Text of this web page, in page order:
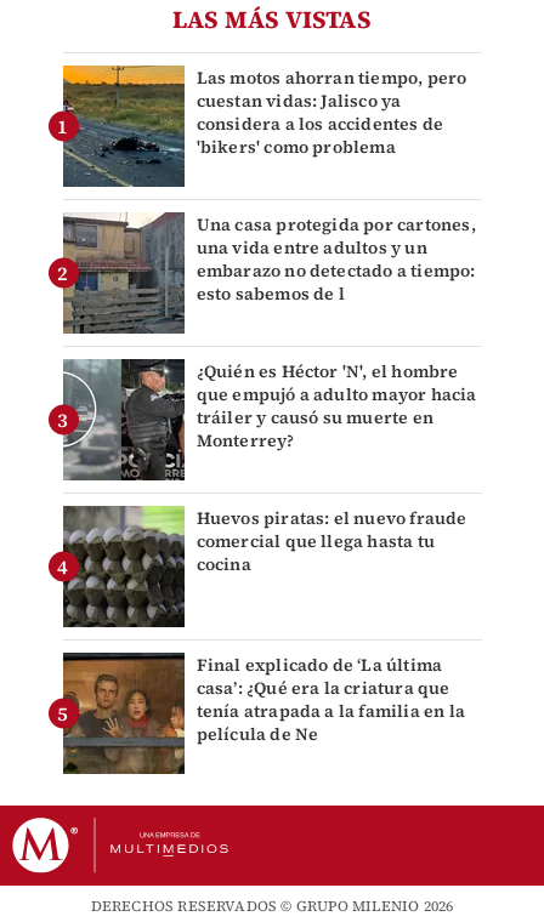
LAS MÁS VISTAS
Las motos ahorran tiempo, pero
cuestan vidas: Jalisco ya
considera a los accidentes de
'bikers' como problema
Una casa protegida por cartones,
una vida entre adultos y un
embarazo no detectado a tiempo:
esto sabemos de l
¿Quién es Héctor 'N', el hombre
que empujó a adulto mayor hacia
tráiler y causó su muerte en
Monterrey?
Huevos piratas: el nuevo fraude
comercial que llega hasta tu
cocina
Final explicado de ‘La última
casa’: ¿Qué era la criatura que
tenía atrapada a la familia en la
película de Ne
DERECHOS RESERVADOS © GRUPO MILENIO 2026